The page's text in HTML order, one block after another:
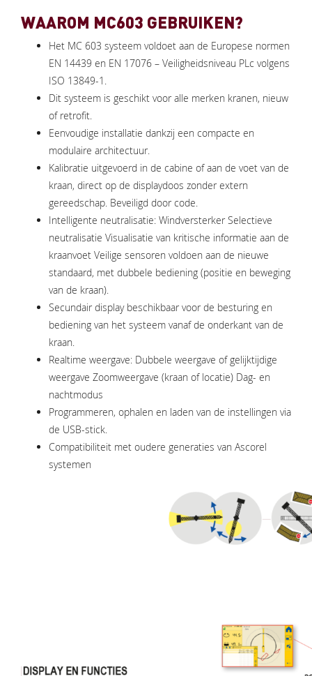
WAAROM MC603 GEBRUIKEN?
Het MC 603 systeem voldoet aan de Europese normen
EN 14439 en EN 17076 – Veiligheidsniveau PLc volgens
ISO 13849-1.
Dit systeem is geschikt voor alle merken kranen, nieuw
of retrofit.
Eenvoudige installatie dankzij een compacte en
modulaire architectuur.
Kalibratie uitgevoerd in de cabine of aan de voet van de
kraan, direct op de displaydoos zonder extern
gereedschap. Beveiligd door code.
Intelligente neutralisatie: Windversterker Selectieve
neutralisatie Visualisatie van kritische informatie aan de
kraanvoet Veilige sensoren voldoen aan de nieuwe
standaard, met dubbele bediening (positie en beweging
van de kraan).
Secundair display beschikbaar voor de besturing en
bediening van het systeem vanaf de onderkant van de
kraan.
Realtime weergave: Dubbele weergave of gelijktijdige
weergave Zoomweergave (kraan of locatie) Dag- en
nachtmodus
Programmeren, ophalen en laden van de instellingen via
de USB-stick.
Compatibiliteit met oudere generaties van Ascorel
systemen